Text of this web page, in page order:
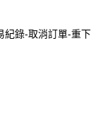
成。
要取消訂單，請聯絡
，需透過AFTEE先享
示為準，若有關於
紀錄-取消訂單-重下